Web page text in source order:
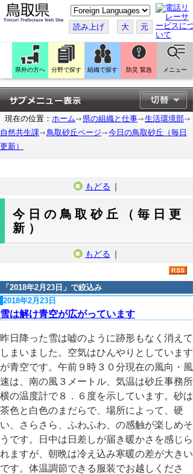
こ
の
ペ
ー
ジ
翻
訳
す
る
読み上げ 大 元
県外の方へ 分野で探す 組織で探す 防災 緊急 メニュー
現在の位置： ホーム 県の組織と仕事
生活環境部
自然共生課
鳥取砂丘ページ
今日の鳥取砂丘（毎日
更新）
もどる ｜
今日の鳥取砂丘（毎日更
新）
もどる ｜
「 2018年2月23日 」で絞込み
2018年2月23日
雪は解け青空が広がっています
昨日降った雪は嘘のように跡形もなく消えて
しまいました。空気はひんやりとしています
が青空です。午前９時３０分現在の風向・風
速は、南の風３メートル、気温は砂丘事務所
横の温度計で８．６度を示しています。砂は
茶色と白色のまだらで、場所によって、硬
い、さらさら、ふわふわ、の感触が楽しめそ
うです。日中は日差しが届き暖かさを感じら
れますが、朝晩は冷え込み寒暖の差が大きい
です。体温調節できる服装でお越しくださ